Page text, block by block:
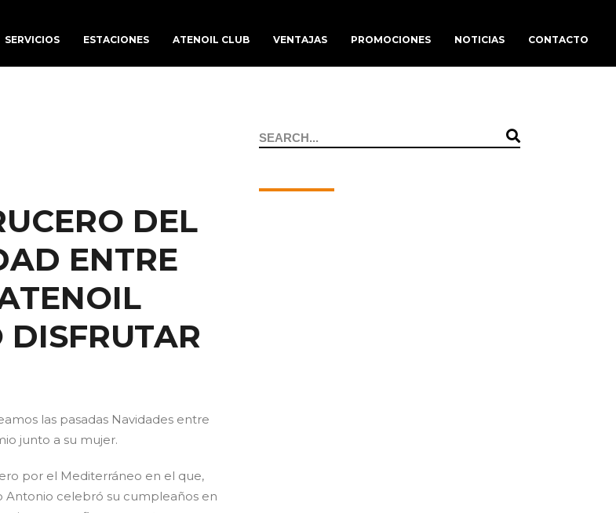
SERVICIOS ESTACIONES ATENOIL CLUB VENTAJAS PROMOCIONES NOTICIAS CONTACTO
DEL
ENTRE
las pasadas Navidades entre
junto a su mujer.
por el Mediterráneo en el que,
Antonio celebró su cumpleaños en
Search